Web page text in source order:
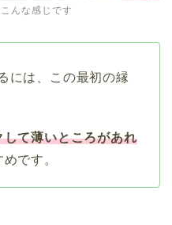
んな感じです
には、この最初の縁
て薄いところがあれ
です。